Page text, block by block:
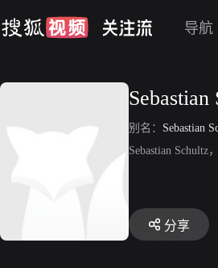
导航
Sebastian
别名： Sebastian
Sebastian Schultz
分享